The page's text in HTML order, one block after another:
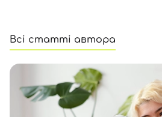
Всі статті автора